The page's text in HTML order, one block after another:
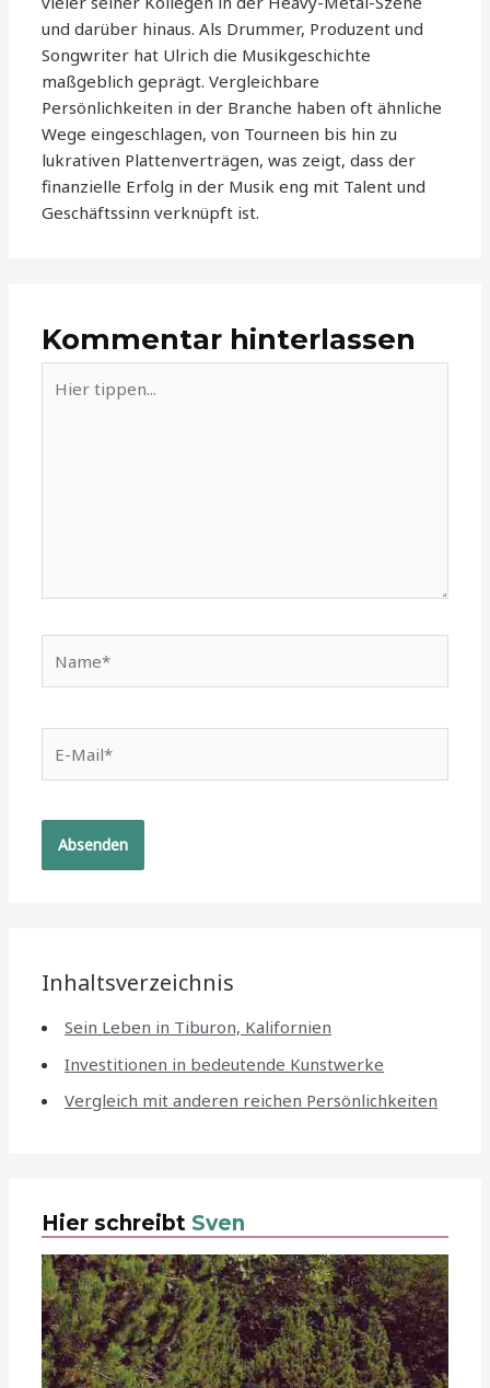
und darüber hinaus. Als Drummer, Produzent und
Songwriter hat Ulrich die Musikgeschichte
maßgeblich geprägt. Vergleichbare
Persönlichkeiten in der Branche haben oft ähnliche
Wege eingeschlagen, von Tourneen bis hin zu
lukrativen Plattenverträgen, was zeigt, dass der
finanzielle Erfolg in der Musik eng mit Talent und
Geschäftssinn verknüpft ist.
Kommentar hinterlassen
tippen...
Mail*
Inhaltsverzeichnis
Sein Leben in Tiburon, Kalifornien
Investitionen in bedeutende Kunstwerke
Vergleich mit anderen reichen Persönlichkeiten
Hier schreibt Sven